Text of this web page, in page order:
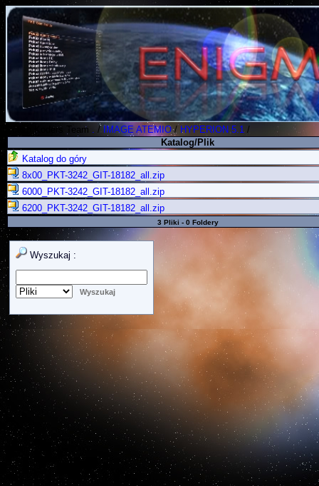
Polish Koders Team /IMAGE ATEMIO/ HYPERION 5.1 /
Katalog/Plik
Katalog do góry
8x00_PKT-3242_GIT-18182_all.zip
6000_PKT-3242_GIT-18182_all.zip
6200_PKT-3242_GIT-18182_all.zip
3 Pliki - 0 Foldery
Wyszukaj :